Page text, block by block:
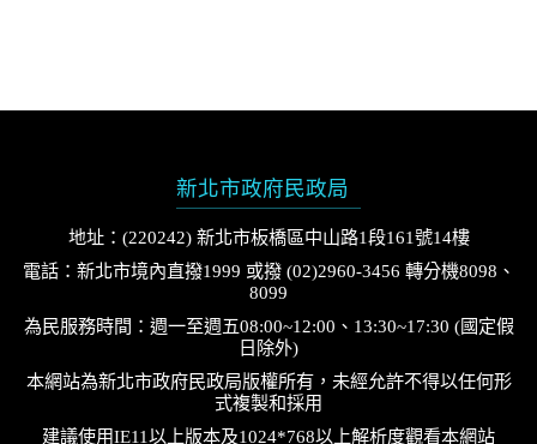
新北市政府民政局
地址：(220242) 新北市板橋區中山路1段161號14樓
電話：新北市境內直撥1999 或撥 (02)2960-3456 轉分機8098、
8099
為民服務時間：週一至週五08:00~12:00、13:30~17:30 (國定假
日除外)
本網站為新北市政府民政局版權所有，未經允許不得以任何形
式複製和採用
建議使用IE11以上版本及1024*768以上解析度觀看本網站